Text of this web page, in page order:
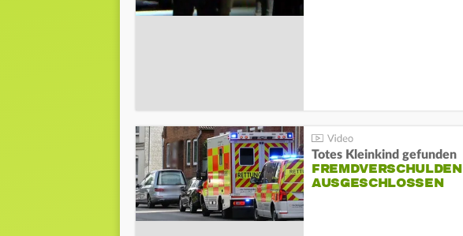
Totes Kleinkind gefunden
FREMDVERSCHULDEN
AUSGESCHLOSSEN